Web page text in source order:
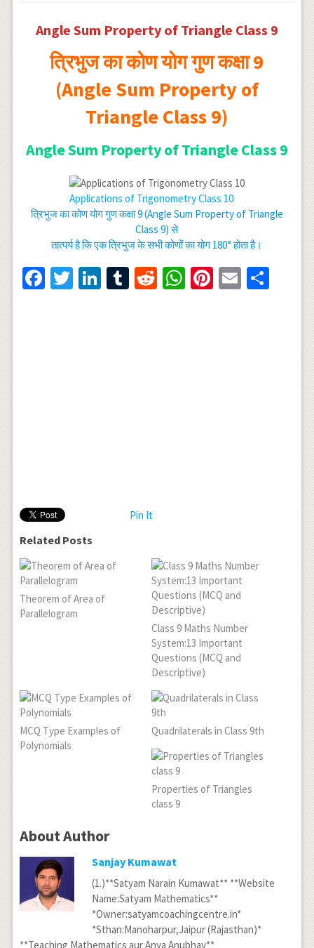
Angle Sum Property of Triangle Class 9
त्रिभुज का कोण योग गुण कक्षा 9
(Angle Sum Property of
Triangle Class 9)
Angle Sum Property of Triangle Class 9
Applications of Trigonometry Class 10
त्रिभुज का कोण योग गुण कक्षा 9 (Angle Sum Property of Triangle
Class 9) से
तात्पर्य है कि एक त्रिभुज के सभी कोणों का योग 180° होता है।
Facebook
Twitter
LinkedIn
Tumblr
RedditWhatsApp
Pinterest
Email
Pin It
Related Posts
Theorem of Area of
Parallelogram
Class 9 Maths Number
System:13 Important
Questions (MCQ and
Descriptive)
MCQ Type Examples of
Polynomials
Quadrilaterals in Class 9th
Properties of Triangles
class 9
About Author
Sanjay Kumawat
(1.)**Satyam Narain Kumawat** **Website
Name:Satyam Mathematics**
*Owner:satyamcoachingcentre.in*
*Sthan:Manoharpur,Jaipur (Rajasthan)*
**Teaching Mathematics aur Anya Anubhav**